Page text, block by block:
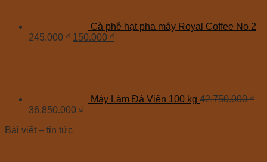
Cà phê hạt pha máy Royal Coffee No.2
245.000₫ 150.000 ₫
Máy Làm Đá Viên 100 kg 42.750.000₫
36.850.000 ₫
Bài viết – tin tức